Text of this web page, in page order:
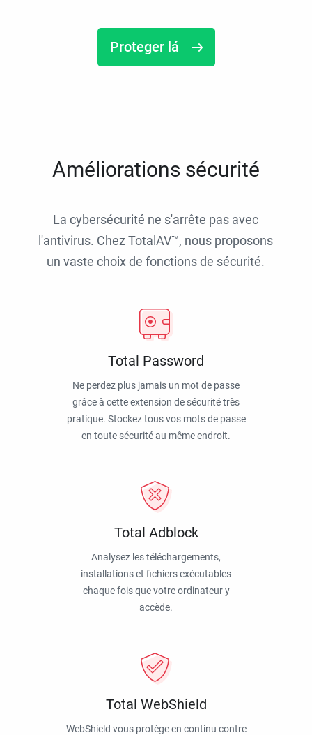
Proteger lá
Améliorations sécurité
La cybersécurité ne s'arrête pas avec
l'antivirus. Chez TotalAV™, nous proposons
un vaste choix de fonctions de sécurité.
Total Password
Ne perdez plus jamais un mot de passe
grâce à cette extension de sécurité très
pratique. Stockez tous vos mots de passe
en toute sécurité au même endroit.
Total Adblock
Analysez les téléchargements,
installations et fichiers exécutables
chaque fois que votre ordinateur y
accède.
Total WebShield
WebShield vous protège en continu contre